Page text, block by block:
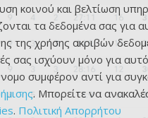
κοινού και βελτίωση
τα δεδομένα σας για
της χρήσης ακριβών
σας ισχύουν μόνο για
συμφέρον αντί για
. Μπορείτε να
. Πολιτική Απορρήτου